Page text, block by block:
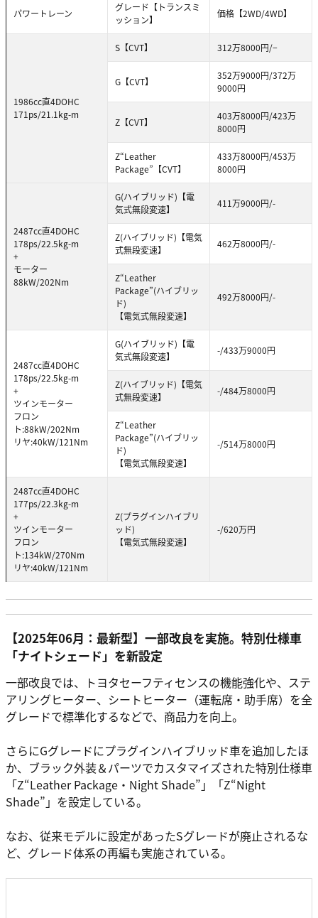
パワートレーン
グレード【トランスミ
ッション】
価格【2WD/4WD】
1986cc直4DOHC
171ps/21.1kg-m
S【CVT】 312万8000円/−
G【CVT】
352万9000円/372万
9000円
Z【CVT】
403万8000円/423万
8000円
Z“Leather
Package”【CVT】
433万8000円/453万
8000円
2487cc直4DOHC
178ps/22.5kg-m
+
モーター
88kW/202Nm
G(ハイブリッド)【電
気式無段変速】
411万9000円/-
Z(ハイブリッド)【電気
式無段変速】
462万8000円/-
Z“Leather
Package”(ハイブリッ
ド)
【電気式無段変速】
492万8000円/-
2487cc直4DOHC
178ps/22.5kg-m
+
ツインモーター
フロン
ト:88kW/202Nm
リヤ:40kW/121Nm
G(ハイブリッド)【電
気式無段変速】
-/433万9000円
Z(ハイブリッド)【電気
式無段変速】
-/484万8000円
Z“Leather
Package”(ハイブリッ
ド)
【電気式無段変速】
-/514万8000円
2487cc直4DOHC
177ps/22.3kg-m
+
ツインモーター
フロン
ト:134kW/270Nm
リヤ:40kW/121Nm
Z(プラグインハイブリ
ッド)
【電気式無段変速】
-/620万円
【2025年06月：最新型】一部改良を実施。特別仕様車
「ナイトシェード」を新設定
一部改良では、トヨタセーフティセンスの機能強化や、ステ
アリングヒーター、シートヒーター（運転席・助手席）を全
グレードで標準化するなどで、商品力を向上。
さらにGグレードにプラグインハイブリッド車を追加したほ
か、ブラック外装＆パーツでカスタマイズされた特別仕様車
「Z“Leather Package・Night Shade”」「Z“Night
Shade”」を設定している。
なお、従来モデルに設定があったSグレードが廃止されるな
ど、グレード体系の再編も実施されている。